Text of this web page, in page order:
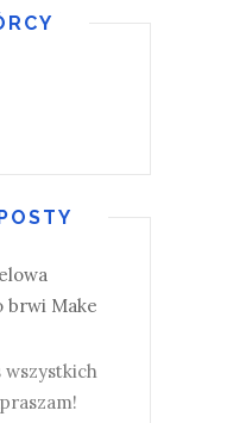
brwi Make
wszystkich